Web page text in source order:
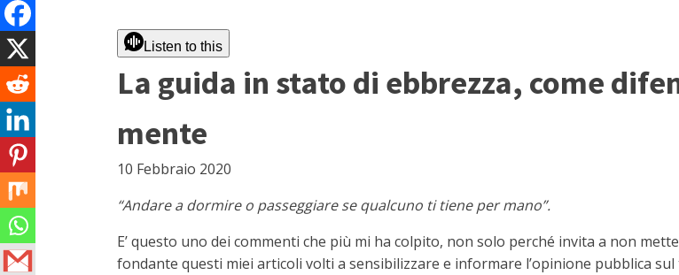
Listen to this
La guida in stato di ebbrezza, come
mente
10 Febbraio 2020
“Andare a dormire o passeggiare se qualcuno ti tiene per mano”.
E’ questo uno dei commenti che più mi ha colpito, non solo perché invita a non
fondante questi miei articoli volti a sensibilizzare e informare l’opinione pubblica